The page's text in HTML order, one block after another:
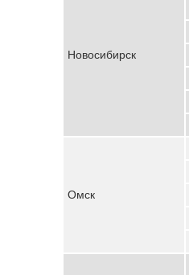
Новосибирск
Омск